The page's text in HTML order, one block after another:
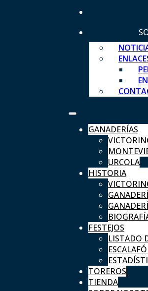
GANADERÍAS
URCOLA
HISTORIA
FESTEJOS
LISTADO
TOREROS
TIENDA